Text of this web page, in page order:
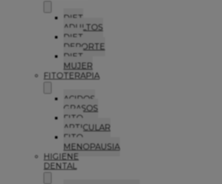
DIET
ADULTOS
DIET
DEPORTE
DIET
MUJER
FITOTERAPIA
ACIDOS
GRASOS
FITO
ARTICULAR
FITO
MENOPAUSIA
HIGIENE
DENTAL